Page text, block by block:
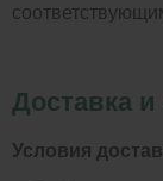
Доставка и
Условия